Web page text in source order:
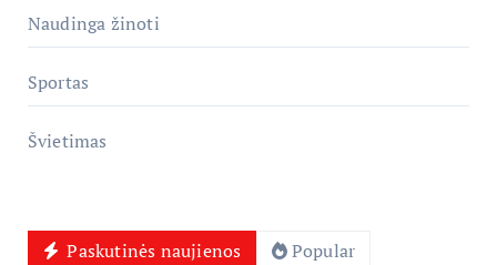
Naudinga žinoti
Sportas
Švietimas
Paskutinės naujienos
Popular